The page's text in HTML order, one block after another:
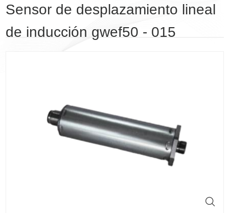
Sensor de desplazamiento lineal
de inducción gwef50 - 015